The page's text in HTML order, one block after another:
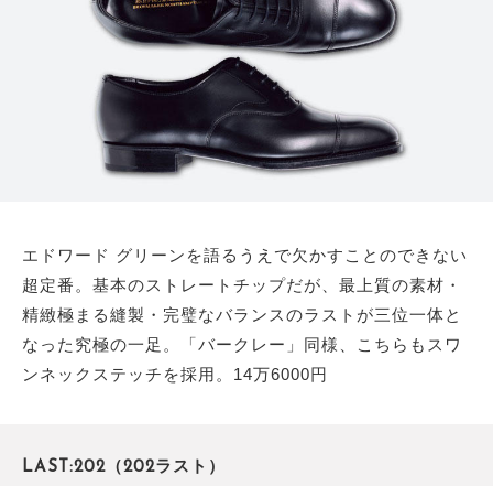
エドワード グリーンを語るうえで欠かすことのできない
超定番。基本のストレートチップだが、最上質の素材・
精緻極まる縫製・完璧なバランスのラストが三位一体と
なった究極の一足。「バークレー」同様、こちらもスワ
ンネックステッチを採用。14万6000円
LAST:202（202ラスト）